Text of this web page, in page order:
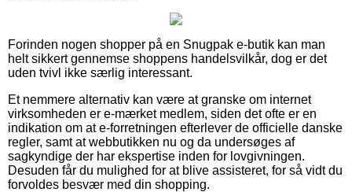
Forinden nogen shopper på en Snugpak e-butik kan man
helt sikkert gennemse shoppens handelsvilkår, dog er det
uden tvivl ikke særlig interessant.
Et nemmere alternativ kan være at granske om internet
virksomheden er e-mærket medlem, siden det ofte er en
indikation om at e-forretningen efterlever de officielle danske
regler, samt at webbutikken nu og da undersøges af
sagkyndige der har ekspertise inden for lovgivningen.
Desuden får du mulighed for at blive assisteret, for så vidt du
forvoldes besvær med din shopping.